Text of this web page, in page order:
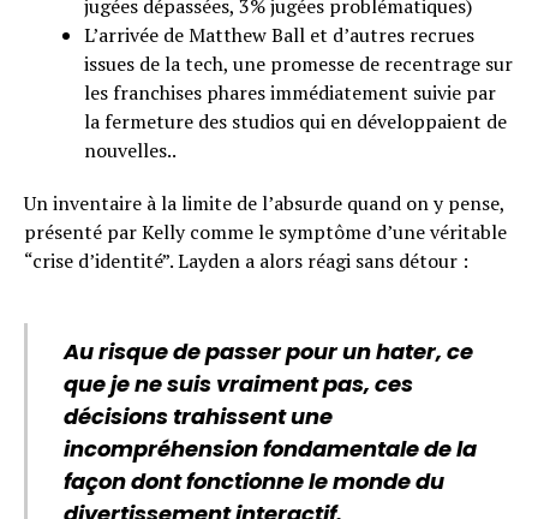
jugées dépassées, 3% jugées problématiques)
L’arrivée de Matthew Ball et d’autres recrues
issues de la tech, une promesse de recentrage sur
les franchises phares immédiatement suivie par
la fermeture des studios qui en développaient de
nouvelles..
Un inventaire à la limite de l’absurde quand on y pense,
présenté par Kelly comme le symptôme d’une véritable
“crise d’identité”. Layden a alors réagi sans détour :
Au risque de passer pour un hater, ce
que je ne suis vraiment pas, ces
décisions trahissent une
incompréhension fondamentale de la
façon dont fonctionne le monde du